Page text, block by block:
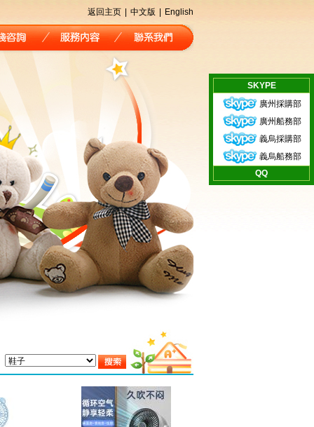
返回主页 中文版 English
SKYPE
廣州採購部
廣州船務部
義烏採購部
義烏船務部
QQ